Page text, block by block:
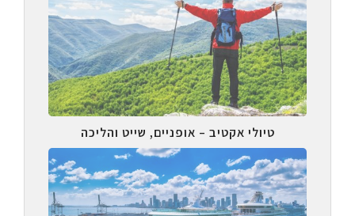
טיולי אקטיב – אופניים, שייט והליכה